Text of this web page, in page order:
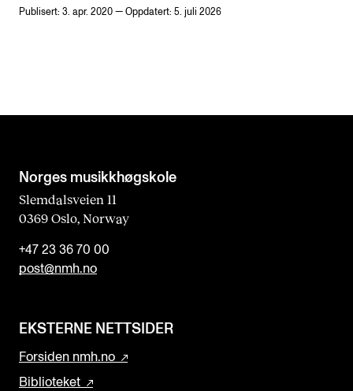
Publisert: 3. apr. 2020 — Oppdatert: 5. juli 2026
Norges musikk­høgskole
Slemdalsveien 11
0369 Oslo, Norway
+47 23 36 70 00
post@nmh.no
EKSTERNE NETTSIDER
Forsiden nmh.no
Biblioteket